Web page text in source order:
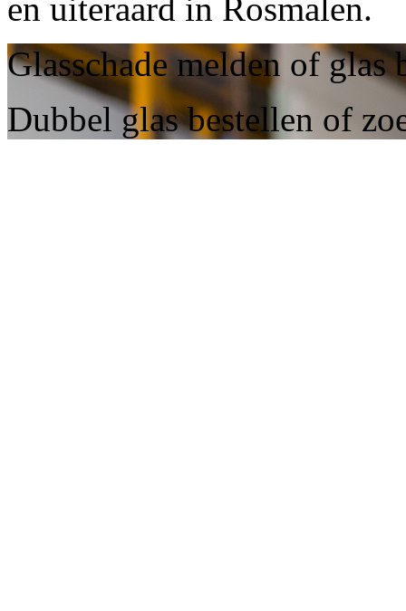
en uiteraard in Rosmalen.
Glasschade melden of glas
Dubbel glas bestellen of